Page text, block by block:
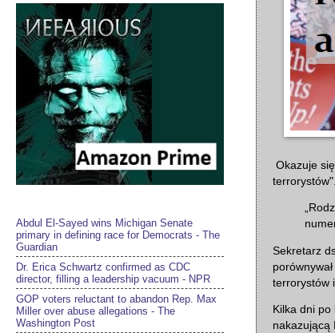
Okazuje
terrorystów".
Sekretarz
terrorystów
Kilka dni po
nakazującą
Abdul El-Sayed wins Michigan Senate
primary in defining race for Democrats - The
Guardian
Dr. Erica Schwartz confirmed as CDC
director, filling a leadership vacuum - NPR
GOP voters reluctant to abandon Rep. Max
Miller over abuse allegations - The
Washington Post